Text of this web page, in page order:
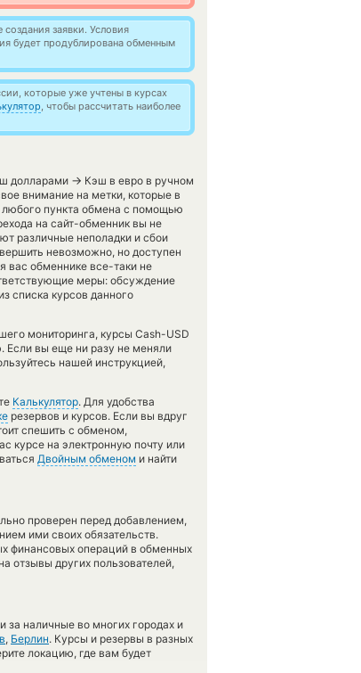
создания заявки. Условия
будет продублирована обменным
которые уже учтены в курсах
, чтобы рассчитать наиболее
долларами → Кэш в евро в ручном
внимание на метки, которые в
любого пункта обмена с помощью
на сайт-обменник вы не
различные неполадки и сбои
невозможно, но доступен
вас обменнике все-таки не
меры: обсуждение
списка курсов данного
мониторинга, курсы Cash-USD
Если вы еще ни разу не меняли
нашей инструкцией,
Калькулятор. Для удобства
резервов и курсов. Если вы вдруг
спешить с обменом,
курсе на электронную почту или
Двойным обменом и найти
проверен перед добавлением,
ими своих обязательств.
финансовых операций в обменных
отзывы других пользователей,
наличные во многих городах и
, Берлин. Курсы и резервы в разных
локацию, где вам будет